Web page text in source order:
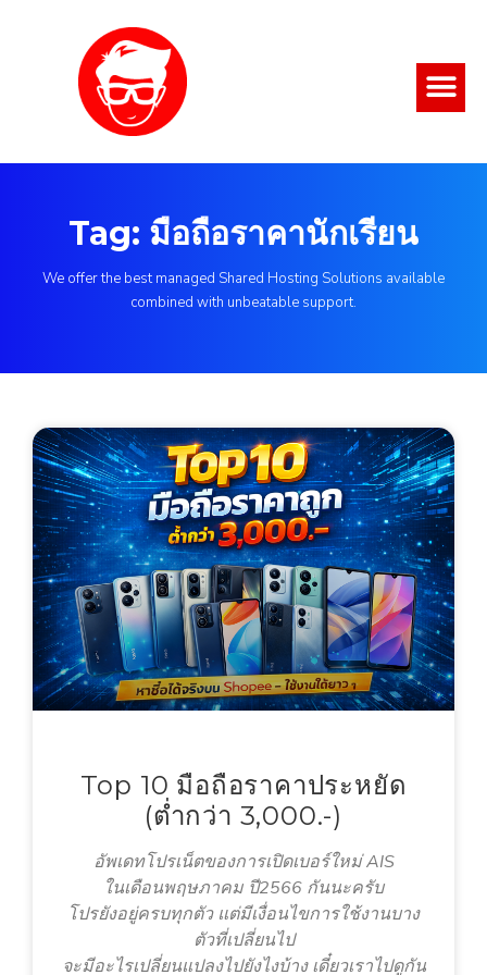
Tag: มือถือราคานักเรียน
We offer the best managed Shared Hosting Solutions available
combined with unbeatable support.
Top 10 มือถือราคาประหยัด
(ต่ำกว่า 3,000.-)
อัพเดทโปรเน็ตของการเปิดเบอร์ใหม่ AIS
ในเดือนพฤษภาคม ปี2566 กันนะครับ
โปรยังอยู่ครบทุกตัว แต่มีเงื่อนไขการใช้งานบาง
ตัวที่เปลี่ยนไป
จะมีอะไรเปลี่ยนแปลงไปยังไงบ้าง เดี๋ยวเราไปดูกัน